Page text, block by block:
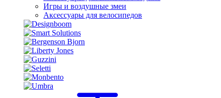
Игры и воздушные змеи
Аксессуары для велосипедов